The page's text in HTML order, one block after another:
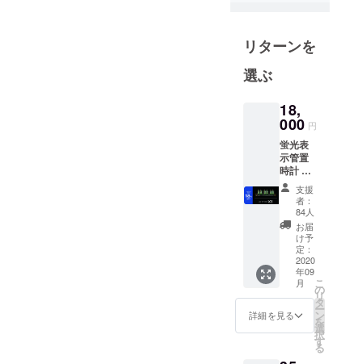
設計・取扱
です。他
は一線を隔
した個性的
なメーカー
として幅広
い年齢層に
定評を得て
おり、その
インパクト
のあるデザ
インから著
名人ファン
も多く、映
リターンを
選ぶ
18,
000 円
蛍光表
示管置
時計 1
個 送
料・消
費税込
み 通常
販売価
22,000
円より
18%OF
F
支援
者：
84人
お届
け予
定：
2020
年09
月
詳細を見る
こ
の
リ
タ
ー
ン
を
選
択
す
る